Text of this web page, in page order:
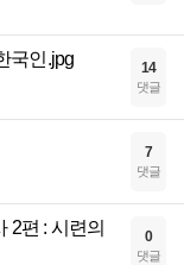
국인.jpg 14
댓글
7
댓글
2편 : 시련의
0
댓글